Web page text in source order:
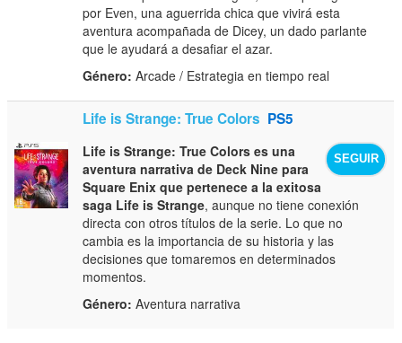
por Even, una aguerrida chica que vivirá esta
aventura acompañada de Dicey, un dado parlante
que le ayudará a desafiar el azar.
Género: Arcade / Estrategia en tiempo real
Life is Strange: True Colors PS5
SEGUIR
Life is Strange: True Colors es una
aventura narrativa de Deck Nine para
Square Enix que pertenece a la exitosa
saga Life is Strange, aunque no tiene conexión
directa con otros títulos de la serie. Lo que no
cambia es la importancia de su historia y las
decisiones que tomaremos en determinados
momentos.
Género: Aventura narrativa